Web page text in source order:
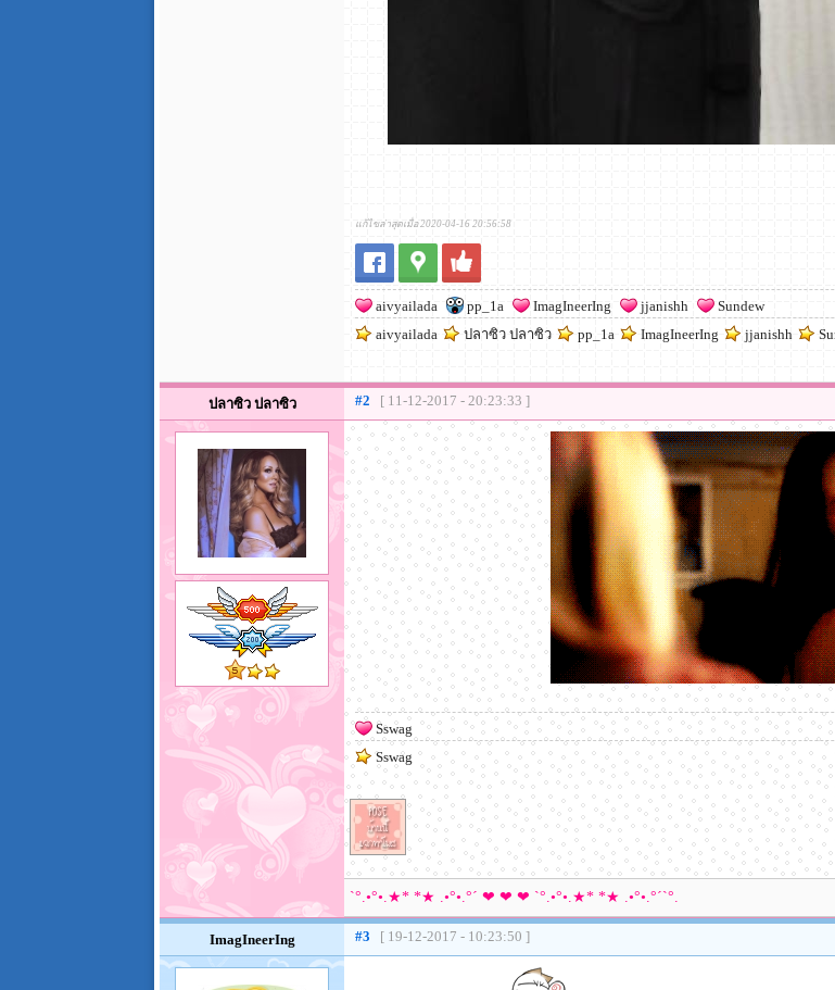
แก้ไขล่าสุดเมื่อ 2020-04-16 20:56:58
aivyailada pp_1a ImagIneerIng jjanishh
Sundew
aivyailada
ปลาซิว ปลาซิว pp_1a ImagIneerIng jjanishh
ปลาซิว ปลาซิว #2 [ 11-12-2017 - 20:23:33 ]
Sswag
Sswag
`°.•°•.★* *★ .•°•.°´ ❤ ❤ ❤ `°.•°•.★* *★ .•°•.°´`°.
ImagIneerIng #3 [ 19-12-2017 - 10:23:50 ]